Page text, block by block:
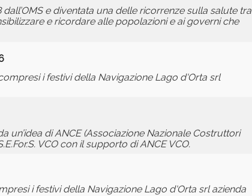
e diventata una delle ricorrenze sulla salute tra
e ricordare alle popolazioni e ai governi che
i festivi della Navigazione Lago d'Orta srl
un’idea di ANCE (Associazione Nazionale Costruttori
VCO con il supporto di ANCE VCO.
i festivi della Navigazione Lago d'Orta srl azienda